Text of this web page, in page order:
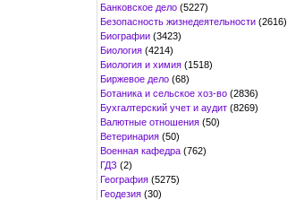
Банковское дело (5227)
Безопасность жизнедеятельности (2616)
Биографии (3423)
Биология (4214)
Биология и химия (1518)
Биржевое дело (68)
Ботаника и сельское хоз-во (2836)
Бухгалтерский учет и аудит (8269)
Валютные отношения (50)
Ветеринария (50)
Военная кафедра (762)
ГДЗ (2)
География (5275)
Геодезия (30)